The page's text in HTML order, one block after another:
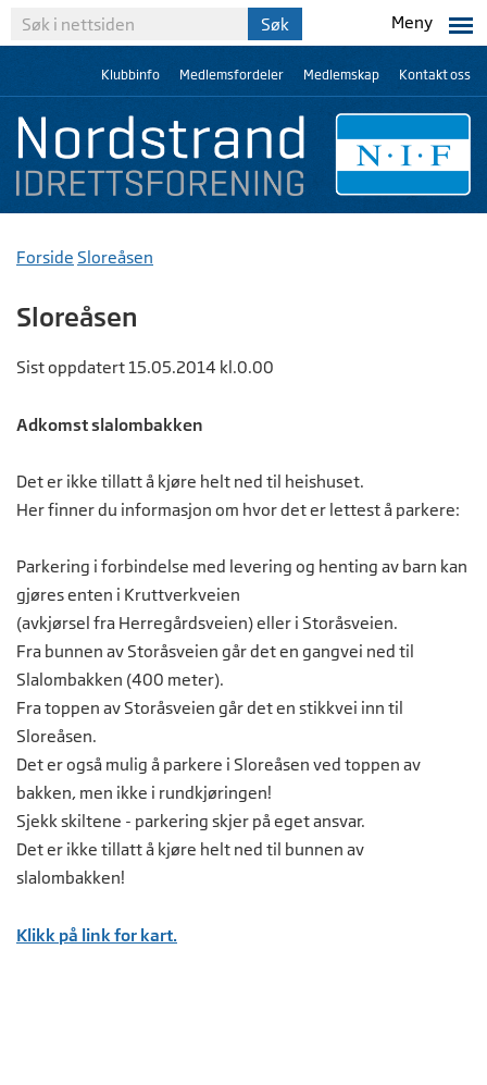
Meny
Klubbinfo Medlemsfordeler Medlemskap Kontakt oss
Forside Sloreåsen
Sloreåsen
Sist oppdatert 15.05.2014 kl.0.00
Adkomst slalombakken
Det er ikke tillatt å kjøre helt ned til heishuset.
Her finner du informasjon om hvor det er lettest å parkere:
Parkering i forbindelse med levering og henting av barn kan
gjøres enten i Kruttverkveien
(avkjørsel fra Herregårdsveien) eller i Storåsveien.
Fra bunnen av Storåsveien går det en gangvei ned til
Slalombakken (400 meter).
Fra toppen av Storåsveien går det en stikkvei inn til
Sloreåsen.
Det er også mulig å parkere i Sloreåsen ved toppen av
bakken, men ikke i rundkjøringen!
Sjekk skiltene - parkering skjer på eget ansvar.
Det er ikke tillatt å kjøre helt ned til bunnen av
slalombakken!
Klikk på link for kart.